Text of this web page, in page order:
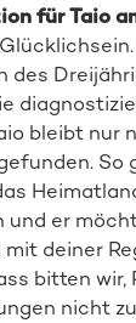
für Taio
des
bleibt nur
So
und er
deiner
bitten
nicht